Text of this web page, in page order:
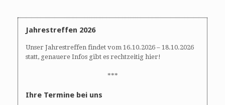
Jahrestreffen 2026
Unser Jahrestreffen findet vom 16.10.2026 – 18.10.2026
statt, genauere Infos gibt es rechtzeitig hier!
***
Ihre Termine bei uns